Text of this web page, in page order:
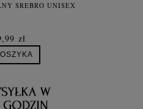
SREBRO UNISEX
zł